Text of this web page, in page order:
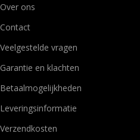
Over ons
Contact
Veelgestelde vragen
Garantie en klachten
Betaalmogelijkheden
Leveringsinformatie
Verzendkosten